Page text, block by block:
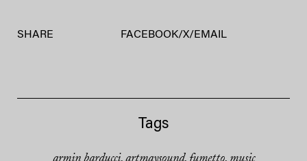
SHARE FACEBOOK/X/ EMAIL
Tags
, , ,